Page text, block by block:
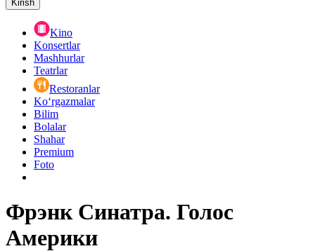
Kirish
Kino
Konsertlar
Mashhurlar
Teatrlar
Restoranlar
Ko‘rgazmalar
Bilim
Bolalar
Shahar
Premium
Foto
Фрэнк Синатра. Голос
Америки